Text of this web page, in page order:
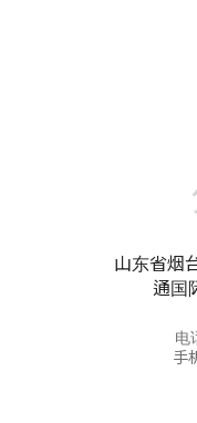
山东省烟
通国
电
手